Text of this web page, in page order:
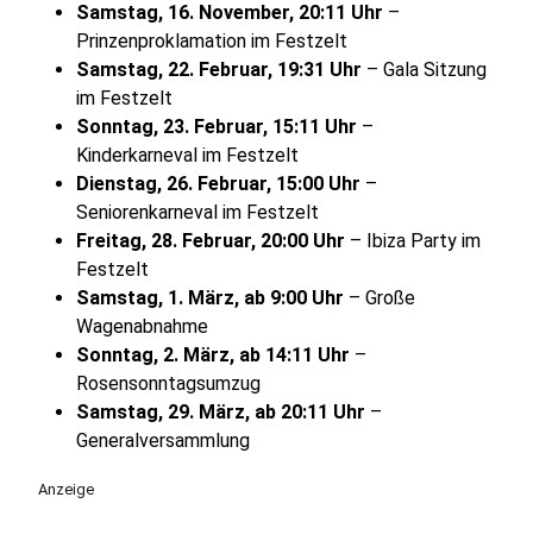
Samstag, 16. November, 20:11 Uhr –
Prinzenproklamation im Festzelt
Samstag, 22. Februar, 19:31 Uhr – Gala Sitzung
im Festzelt
Sonntag, 23. Februar, 15:11 Uhr –
Kinderkarneval im Festzelt
Dienstag, 26. Februar, 15:00 Uhr –
Seniorenkarneval im Festzelt
Freitag, 28. Februar, 20:00 Uhr – Ibiza Party im
Festzelt
Samstag, 1. März, ab 9:00 Uhr – Große
Wagenabnahme
Sonntag, 2. März, ab 14:11 Uhr –
Rosensonntagsumzug
Samstag, 29. März, ab 20:11 Uhr –
Generalversammlung
Anzeige